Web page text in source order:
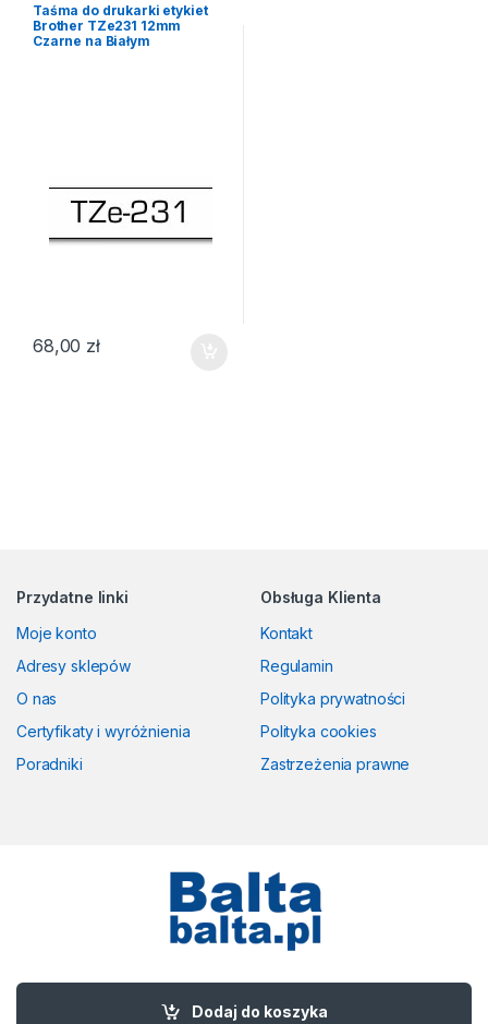
Dodaj do koszyka
Taśma do drukarki etykiet
Brother TZe231 12mm
Czarne na Białym
68,00 zł
Przydatne linki
Moje konto
Adresy sklepów
O nas
Certyfikaty i wyróżnienia
Poradniki
Obsługa Klienta
Kontakt
Regulamin
Polityka prywatności
Polityka cookies
Zastrzeżenia prawne
Masz pytania? Zadzwoń!
58 524 50 00